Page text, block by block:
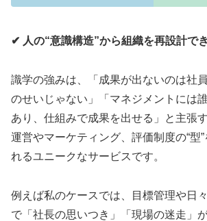
✔ 人の“意識構造”から組織を再設計で
識学の強みは、「成果が出ないのは社
のせいじゃない」「マネジメントには
あり、仕組みで成果を出せる」と主張
運営やマーケティング、評価制度の“型”
れるユニークなサービスです。
例えば私のケースでは、目標管理や日
で「社長の思いつき」「現場の迷走」